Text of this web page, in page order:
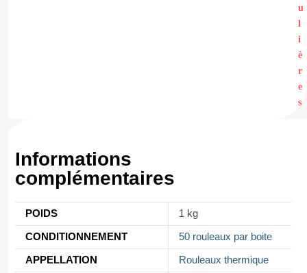
u
l
i
è
r
e
s
Informations
complémentaires
POIDS 1 kg
CONDITIONNEMENT 50 rouleaux par boite
APPELLATION Rouleaux thermique